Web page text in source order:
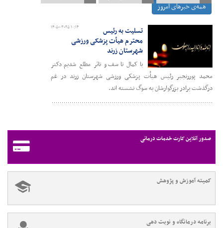
همه‌ی خبرهای امروز
۱۴۰۵-۰۳-۲۵ ۱۰:۱۴
تسلیت به رئیس
محترم هیأت پزشکی ورزشی
شهرستان زرند
باکمال تاسف و تاثر مطلع شدیم دکتر
محمد پوررنجبر رئیس هیأت پزشکی ورزشی شهرستان زرند در غم
درگذشت برادر بزرگوارشان به سوگ نشسته اند.
صدور آنلاین کارت خدمات درمانی
کمیته آموزش و پژوهش
برنامه درمانگاه و نوبت دهی